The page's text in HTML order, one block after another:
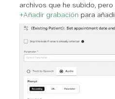
archivos que he subido,
+Añadir grabación para